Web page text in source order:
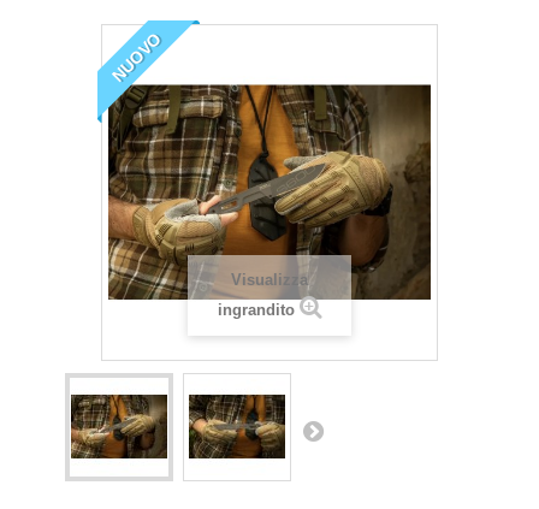
NUOVO
Visualizza
ingrandito